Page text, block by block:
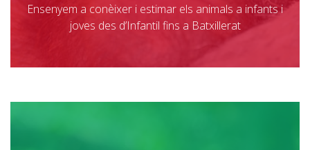
Ensenyem a conèixer i estimar els animals a infants i
joves des d’Infantil fins a Batxillerat